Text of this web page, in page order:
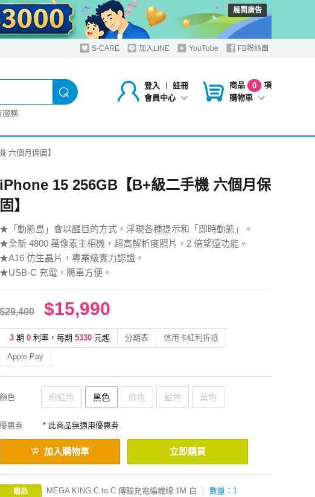
展開廣告
S-CARE 加入LINE YouTube FB粉絲團
登入 ︱
註冊
會員中心
商品 0
項
購物車
服務
六個月保固】
iPhone 15 256GB【B+級二手機 六個月保
固】
★「動態島」會以醒目的方式，浮現各種提示和「即時動態」。
★全新 4800 萬像素主相機，超高解析度照片，2 倍望遠功能。
★A16 仿生晶片，專業級實力認證。
★USB-C 充電，簡單方便。
$29,400 $15,990
3 期 0 利率，每期 5330 元起 分期表 信用卡紅利折抵
Apple Pay
顏色 粉紅色 黑色 綠色 藍色 黃色
優惠券 * 此商品無適用優惠券
加入購物車 立即購買
贈品 MEGA KING C to C 傳輸充電編織線 1M 白 ︱ 數量：1